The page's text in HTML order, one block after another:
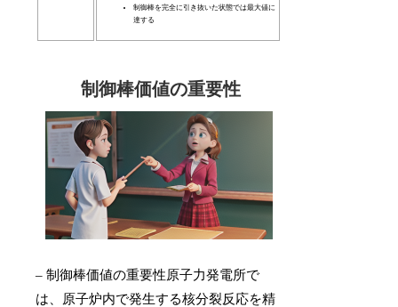
制御棒を完全に引き抜いた状態では最大値に
達する
制御棒価値の重要性
– 制御棒価値の重要性原子力発電所で
は、原子炉内で発生する核分裂反応を精